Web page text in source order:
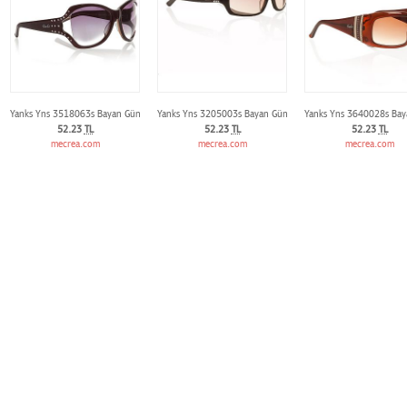
Yanks Yns 3518063s Bayan Günes Gözlügü
52.23 TL
mecrea.com
Yanks Yns 3205003s Bayan Günes Gözlügü
52.23 TL
mecrea.com
Yanks Yns 3640028s
52.23 TL
mecrea.com